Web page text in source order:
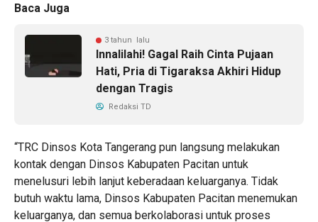
Baca Juga
3 tahun lalu
Innalilahi! Gagal Raih Cinta Pujaan
Hati, Pria di Tigaraksa Akhiri Hidup
dengan Tragis
Redaksi TD
“TRC Dinsos Kota Tangerang pun langsung melakukan
kontak dengan Dinsos Kabupaten Pacitan untuk
menelusuri lebih lanjut keberadaan keluarganya. Tidak
butuh waktu lama, Dinsos Kabupaten Pacitan menemukan
keluarganya, dan semua berkolaborasi untuk proses